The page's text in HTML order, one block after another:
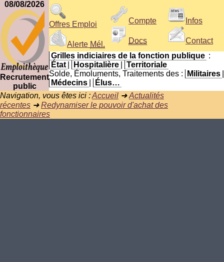
08/08/2026
Recrutement
public
Offres Emploi
Alerte Mél.
Compte
Docs
Infos
Contact
Grilles indiciaires de la fonction publique :
État
Hospitalière
Territoriale
Solde, Émoluments, Traitements des :
Militaires
Médecins
Élus…
Navigation, vous êtes ici :Accueil ➜Actualités
récentes ➜Redynamiser le pouvoir d'achat des
fonctionnaires